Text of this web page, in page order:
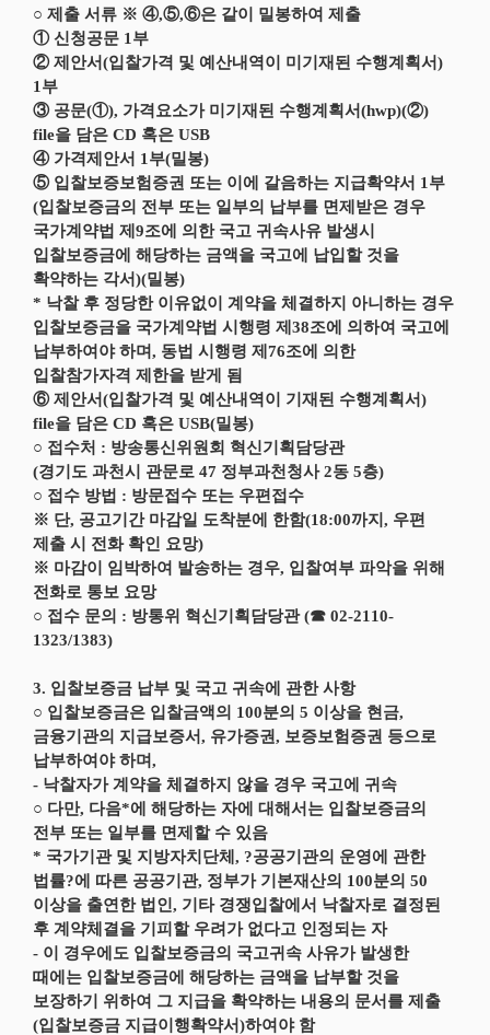
○ 제출 서류 ※ ④,⑤,⑥은 같이 밀봉하여 제출
① 신청공문 1부
② 제안서(입찰가격 및 예산내역이 미기재된 수행계획서)
1부
③ 공문(①), 가격요소가 미기재된 수행계획서(hwp)(②)
file을 담은 CD 혹은 USB
④ 가격제안서 1부(밀봉)
⑤ 입찰보증보험증권 또는 이에 갈음하는 지급확약서 1부
(입찰보증금의 전부 또는 일부의 납부를 면제받은 경우
국가계약법 제9조에 의한 국고 귀속사유 발생시
입찰보증금에 해당하는 금액을 국고에 납입할 것을
확약하는 각서)(밀봉)
* 낙찰 후 정당한 이유없이 계약을 체결하지 아니하는 경우
입찰보증금을 국가계약법 시행령 제38조에 의하여 국고에
납부하여야 하며, 동법 시행령 제76조에 의한
입찰참가자격 제한을 받게 됨
⑥ 제안서(입찰가격 및 예산내역이 기재된 수행계획서)
file을 담은 CD 혹은 USB(밀봉)
○ 접수처 : 방송통신위원회 혁신기획담당관
(경기도 과천시 관문로 47 정부과천청사 2동 5층)
○ 접수 방법 : 방문접수 또는 우편접수
※ 단, 공고기간 마감일 도착분에 한함(18:00까지, 우편
제출 시 전화 확인 요망)
※ 마감이 임박하여 발송하는 경우, 입찰여부 파악을 위해
전화로 통보 요망
○ 접수 문의 : 방통위 혁신기획담당관 (☎ 02-2110-
1323/1383)
3. 입찰보증금 납부 및 국고 귀속에 관한 사항
○ 입찰보증금은 입찰금액의 100분의 5 이상을 현금,
금융기관의 지급보증서, 유가증권, 보증보험증권 등으로
납부하여야 하며,
- 낙찰자가 계약을 체결하지 않을 경우 국고에 귀속
○ 다만, 다음*에 해당하는 자에 대해서는 입찰보증금의
전부 또는 일부를 면제할 수 있음
* 국가기관 및 지방자치단체, ?공공기관의 운영에 관한
법률?에 따른 공공기관, 정부가 기본재산의 100분의 50
이상을 출연한 법인, 기타 경쟁입찰에서 낙찰자로 결정된
후 계약체결을 기피할 우려가 없다고 인정되는 자
- 이 경우에도 입찰보증금의 국고귀속 사유가 발생한
때에는 입찰보증금에 해당하는 금액을 납부할 것을
보장하기 위하여 그 지급을 확약하는 내용의 문서를 제출
(입찰보증금 지급이행확약서)하여야 함